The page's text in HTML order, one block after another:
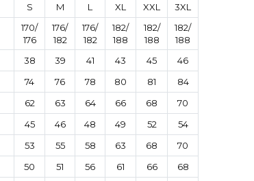
S M L XL XXL 3XL
170/
176
176/
182
176/
182
182/
188
182/
188
182/
188
38 39 41 43 45
46
74 76 78 80 81
84
62 63 64 66 68
70
45 46 48 49 52
54
53 55 58 63 68
70
50 51 56 61 66
68